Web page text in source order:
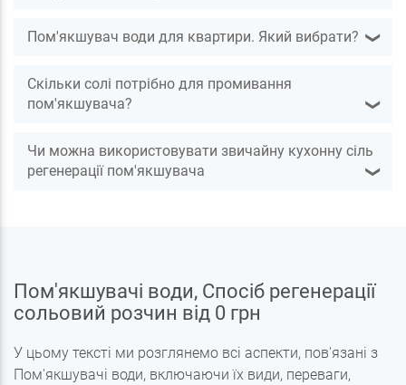
Пом'якшувач води для квартири. Який вибрати? ❯
Скільки солі потрібно для промивання
пом'якшувача?
❯
Чи можна використовувати звичайну кухонну сіль
регенерації пом'якшувача
❯
Пом'якшувачі води, Спосіб регенерації
сольовий розчин від 0 грн
У цьому тексті ми розглянемо всі аспекти, пов'язані з
Пом'якшувачі води, включаючи їх види, переваги,